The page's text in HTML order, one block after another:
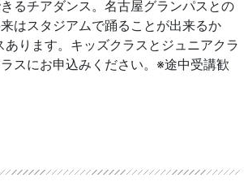
るチアダンス。名古屋グランパスとの
はスタジアムで踊ることが出来るか
あります。キッズクラスとジュニアクラ
スにお申込みください。※途中受講歓